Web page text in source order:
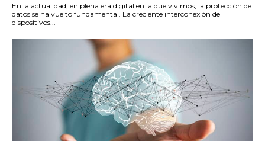
En la actualidad, en plena era digital en la que vivimos, la protección de
datos se ha vuelto fundamental. La creciente interconexión de
dispositivos...